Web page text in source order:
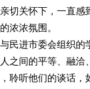
切关怀下，一直感
浓浓氛围。
进市委会组织的
之间的平等、融洽
聆听他们的谈话，